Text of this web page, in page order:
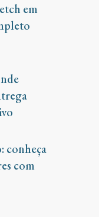
em
conheça
com